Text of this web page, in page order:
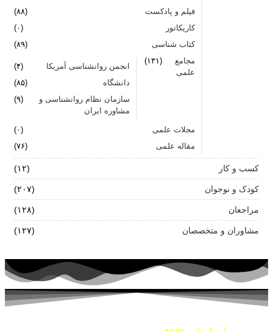
فیلم و پادکست
(۸۸)
کاریکاتور
(۰)
کتاب شناسی
(۸۹)
مجامع
علمی
(۱۳۱)
انجمن روانشناسی آمریکا
(۴)
دانشگاه
(۸۵)
سازمان نظام روانشناسی و
مشاوره ایران
(۹)
مجلات علمی
(۰)
مقاله علمی
(۷۶)
کسب و کار (۱۲)
کودک و نوجوان (۲۰۷)
مراجعان (۱۲۸)
مشاوران و متخصصان (۱۲۷)